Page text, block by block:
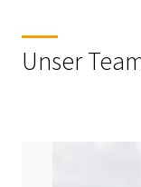
Unser